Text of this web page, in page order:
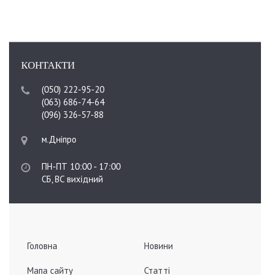
КОНТАКТИ
(050) 222-95-20
(063) 686-74-64
(096) 326-57-88
м.Дніпро
ПН-ПТ 10:00 - 17:00
СБ, ВС вихідний
Головна
Мапа сайту
Новини
Статті